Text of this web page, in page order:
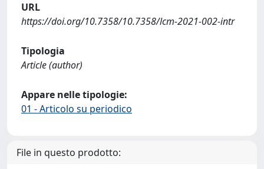
URL
https://doi.org/10.7358/10.7358/lcm-2021-002-intr
Tipologia
Article (author)
Appare nelle tipologie:
01 - Articolo su periodico
File in questo prodotto: